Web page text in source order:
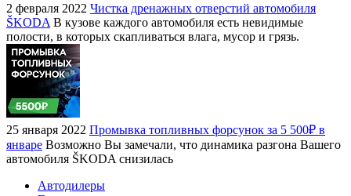
2 февраля 2022 Чистка дренажных отверстий автомобиля
ŠKODA В кузове каждого автомобиля есть невидимые
полости, в которых скапливаться влага, мусор и грязь.
25 января 2022 Промывка топливных форсунок за 5 500₽ в
январе Возможно Вы замечали, что динамика разгона Вашего
автомобиля ŠKODA снизилась
Автодилеры